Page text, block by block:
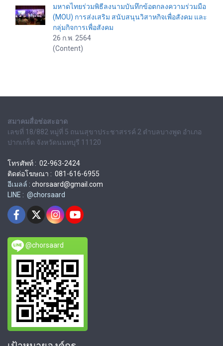
มหาดไทยร่วมพิธีลงนามบันทึกข้อตกลงความร่วมมือ
(MOU) การส่งเสริม สนับสนุนวิสาหกิจเพื่อสังคม และ
กลุ่มกิจการเพื่อสังคม
26 ก.พ. 2564
(Content)
สมาคมสื่อช่อสะอาด
เลขที่ 18/882 หมู่ที่ 5 ถนนสุขาประชาสรรค์ 2 ตำบลบางพูด อำเภอ
ปากเกร็ด จังหวัดนนทบุรี 11120
โทรศัพท์ : 02-963-2424
ติดต่อโฆษณา : 081-616-6955
อีเมลล์ : chorsaard@gmail.com
LINE : @chorsaard
@chorsaard